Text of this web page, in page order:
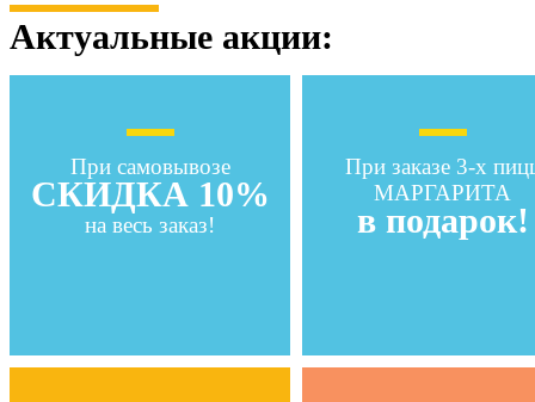
Актуальные акции:
При самовывозе
СКИДКА 10%
на весь заказ!
При заказе 3-х
МАРГАРИТА
в подарок!